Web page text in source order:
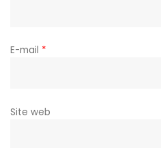
E-mail *
Site web